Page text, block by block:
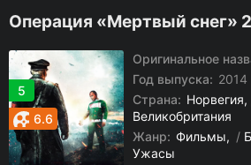
Операция «Мертвый снег» 2
5
6.6
Оригинальное
Год выпуска: 2014
Страна: Норвегия
Великобритания
Жанр: Фильмы /
Ужасы